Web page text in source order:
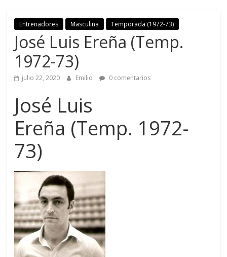
Entrenadores Masculina Temporada (1972-73)
José Luis Ereña (Temp.
1972-73)
julio 22, 2020 Emilio 0 comentarios
José Luis
Ereña (Temp. 1972-
73)